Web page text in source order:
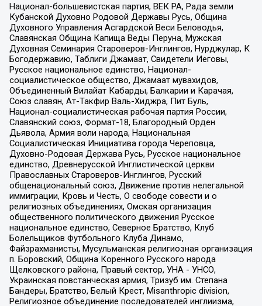
Национал-большевистская партия, ВЕК РА, Рада земли
Кубанской Духовно Родовой Державы Русь, Община
Духовного Управления Асгардской Веси Беловодья,
Славянская Община Капища Веды Перуна, Мужская
Духовная Семинария Староверов-Инглингов, Нурджулар, К
Богодержавию, Таблиги Джамаат, Свидетели Иеговы,
Русское национальное единство, Национал-
социалистическое общество, Джамаат мувахидов,
Объединенный Вилайат Кабарды, Балкарии и Карачая,
Союз славян, Ат-Такфир Валь-Хиджра, Пит Буль,
Национал-социалистическая рабочая партия России,
Славянский союз, Формат-18, Благородный Орден
Дьявола, Армия воли народа, Национальная
Социалистическая Инициатива города Череповца,
Духовно-Родовая Держава Русь, Русское национальное
единство, Древнерусской Инглистической церкви
Православных Староверов-Инглингов, Русский
общенациональный союз, Движение против нелегальной
иммиграции, Кровь и Честь, О свободе совести и о
религиозных объединениях, Омская организация
общественного политического движения Русское
национальное единство, Северное Братство, Клуб
Болельщиков Футбольного Клуба Динамо,
Файзрахманисты, Мусульманская религиозная организация
п. Боровский, Община Коренного Русского народа
Щелковского района, Правый сектор, УНА - УНСО,
Украинская повстанческая армия, Тризуб им. Степана
Бандеры, Братство, Белый Крест, Misanthropic division,
Религиозное объединение последователей инглиизма,